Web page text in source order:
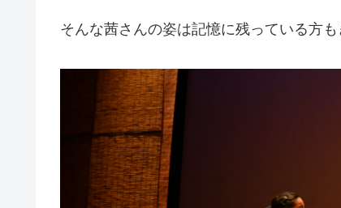
そんな茜さんの姿は記憶に残っている方も